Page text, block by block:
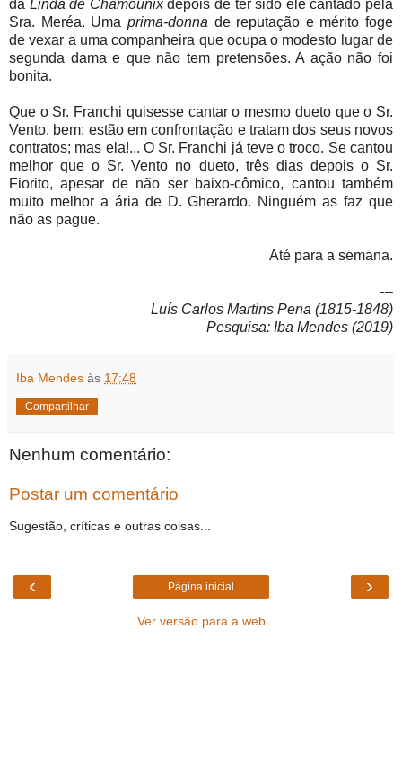
da Linda de Chamounixdepois de ter sido ele cantado pela
Sra. Meréa. Uma prima-donna de reputação e mérito foge
de vexar a uma companheira que ocupa o modesto lugar de
segunda dama e que não tem pretensões. A ação não foi
bonita.
Que o Sr. Franchi quisesse cantar o mesmo dueto que o Sr.
Vento, bem: estão em confrontação e tratam dos seus novos
contratos; mas ela!... O Sr. Franchi já teve o troco. Se cantou
melhor que o Sr. Vento no dueto, três dias depois o Sr.
Fiorito, apesar de não ser baixo-cômico, cantou também
muito melhor a ária de D. Gherardo. Ninguém as faz que
não as pague.
Até para a semana.
---
Luís Carlos Martins Pena (1815-1848)
Pesquisa: Iba Mendes (2019)
Iba Mendes às 17:48
Compartilhar
Nenhum comentário:
Postar um comentário
Sugestão, críticas e outras coisas...
‹ ›
Página inicial
Ver versão para a web